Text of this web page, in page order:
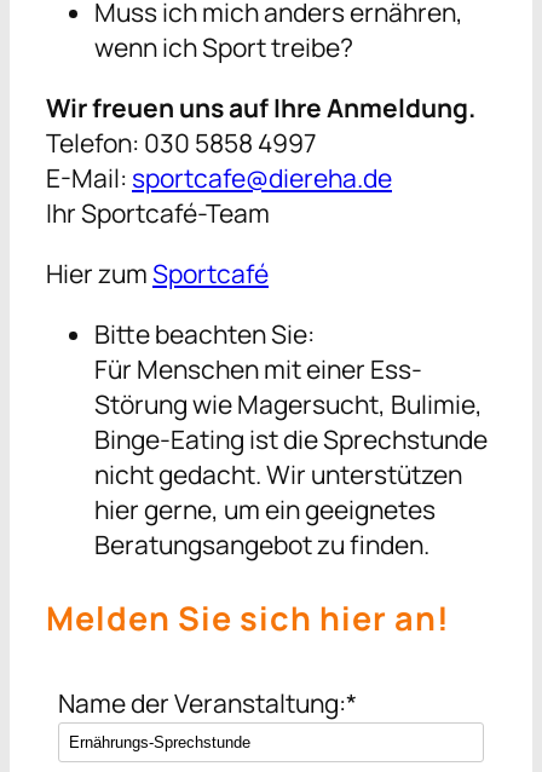
Muss ich mich anders ernähren,
wenn ich Sport treibe?
Wir freuen uns auf Ihre Anmeldung.
Telefon: 030 5858 4997
E-Mail: sportcafe@diereha.de
Ihr Sportcafé-Team
Hier zumSportcafé
Bitte beachten Sie:
Für Menschen mit einer Ess-
Störung wie Magersucht, Bulimie,
Binge-Eating ist die Sprechstunde
nicht gedacht. Wir unterstützen
hier gerne, um ein geeignetes
Beratungsangebot zu finden.
Melden Sie sich hier an!
Name der Veranstaltung:*